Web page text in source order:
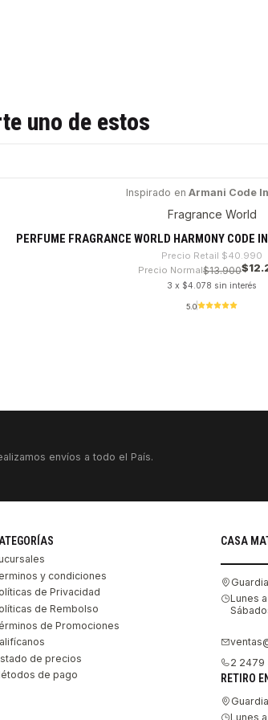
uno de estos
Inspirado en Armani Code
Fragrance World
PERFUME FRAGRANCE WORLD HARMONY CODE
Precio Retail $40.990
Precio Normal$13.900
3 x $4.078 sin interés
5.0
envíos a todo el País.
y condiciones
de Privacidad
de Rembolso
de Promociones
de precios
de pago
CASA
Lunes
2 2479
RETIRO
Lunes